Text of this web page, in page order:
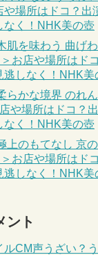
や場所はドコ？出
なく！NHK美の壺
肌を味わう 曲げ
お店や場所はド
逃しなく！NHK美
らかな境界 のれ
や場所はドコ？
なく！NHK美の壺
上のもてなし 京
お店や場所はド
逃しなく！NHK美
ント
ルCM声うざい？